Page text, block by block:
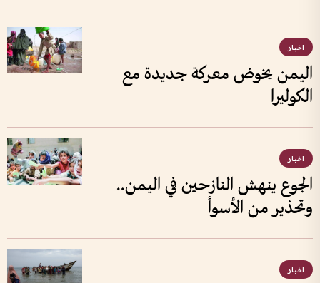
اخبار
اليمن يخوض معركة جديدة مع
الكوليرا
اخبار
الجوع ينهش النازحين في اليمن..
وتحذير من الأسوأ
اخبار